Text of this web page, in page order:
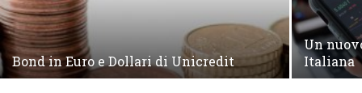
Bond in Euro e Dollari di Unicredit
Un
Italiana